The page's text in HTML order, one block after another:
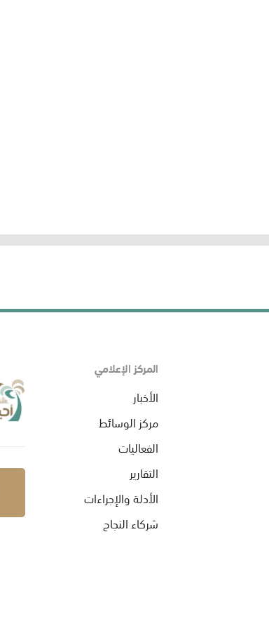
المركز الإعلامي
الأخبار
مركز الوسائط
الفعاليات
التقارير
الأدلة والإجراءات
شركاء النجاح